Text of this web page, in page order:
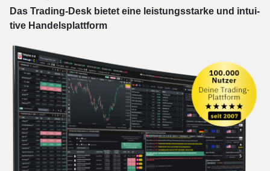
Das Trading-Desk bie­tet eine leis­tungs­star­ke und in­tui­
tive Han­dels­platt­form